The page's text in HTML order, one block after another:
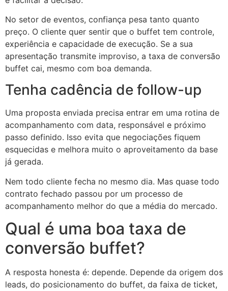
No setor de eventos, confiança pesa tanto quanto
preço. O cliente quer sentir que o buffet tem controle,
experiência e capacidade de execução. Se a sua
apresentação transmite improviso, a taxa de conversão
buffet cai, mesmo com boa demanda.
Tenha cadência de follow-up
Uma proposta enviada precisa entrar em uma rotina de
acompanhamento com data, responsável e próximo
passo definido. Isso evita que negociações fiquem
esquecidas e melhora muito o aproveitamento da base
já gerada.
Nem todo cliente fecha no mesmo dia. Mas quase todo
contrato fechado passou por um processo de
acompanhamento melhor do que a média do mercado.
Qual é uma boa taxa de
conversão buffet?
A resposta honesta é: depende. Depende da origem dos
leads, do posicionamento do buffet, da faixa de ticket,